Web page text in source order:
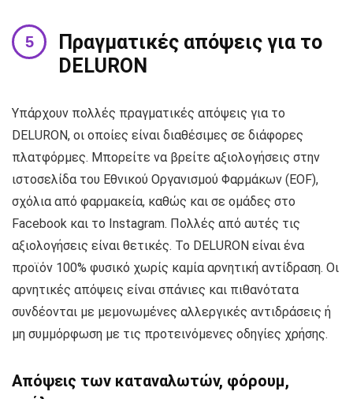
Πραγματικές απόψεις για το
DELURON
Υπάρχουν πολλές πραγματικές απόψεις για το
DELURON, οι οποίες είναι διαθέσιμες σε διάφορες
πλατφόρμες. Μπορείτε να βρείτε αξιολογήσεις στην
ιστοσελίδα του Εθνικού Οργανισμού Φαρμάκων (EOF),
σχόλια από φαρμακεία, καθώς και σε ομάδες στο
Facebook και το Instagram. Πολλές από αυτές τις
αξιολογήσεις είναι θετικές. Το DELURON είναι ένα
προϊόν 100% φυσικό χωρίς καμία αρνητική αντίδραση. Οι
αρνητικές απόψεις είναι σπάνιες και πιθανότατα
συνδέονται με μεμονωμένες αλλεργικές αντιδράσεις ή
μη συμμόρφωση με τις προτεινόμενες οδηγίες χρήσης.
Απόψεις των καταναλωτών, φόρουμ,